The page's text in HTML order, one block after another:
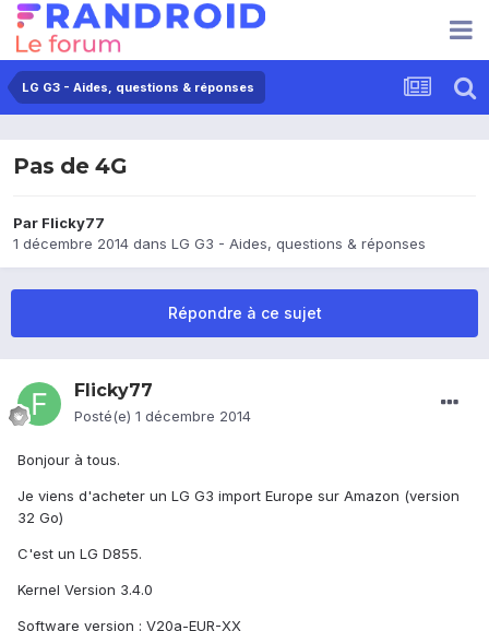
LG G3 - Aides, questions & réponses
Pas de 4G
Par Flicky77
1 décembre 2014 dans LG G3 - Aides, questions & réponses
Répondre à ce sujet
Flicky77
Posté(e) 1 décembre 2014
Bonjour à tous.
Je viens d'acheter un LG G3 import Europe sur Amazon (version
32 Go)
C'est un LG D855.
Kernel Version 3.4.0
Software version : V20a-EUR-XX